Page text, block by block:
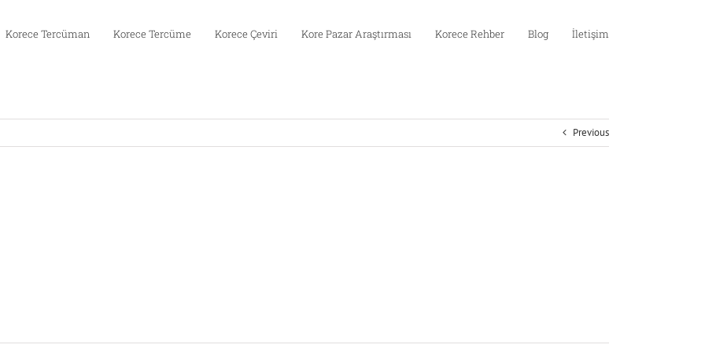
Korece Tercüman Korece Tercüme Korece Çeviri Kore Pazar Araştırması Korece Rehber Blog İletişim
Previous